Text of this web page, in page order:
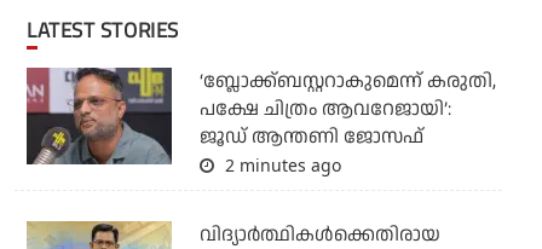
LATEST STORIES
‘ബ്ലോക്ക്ബസ്റ്ററാകുമെന്ന് കരുതി,
പക്ഷേ ചിത്രം ആവറേജായി’:
ജൂഡ് ആന്തണി ജോസഫ്
2 minutes ago
വിദ്യാര്‍ത്ഥികള്‍ക്കെതിരായ